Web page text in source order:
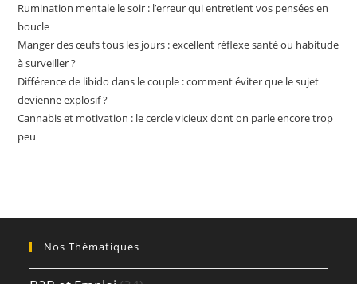
Rumination mentale le soir : l’erreur qui entretient vos pensées en
boucle
Manger des œufs tous les jours : excellent réflexe santé ou habitude
à surveiller ?
Différence de libido dans le couple : comment éviter que le sujet
devienne explosif ?
Cannabis et motivation : le cercle vicieux dont on parle encore trop
peu
Nos Thématiques